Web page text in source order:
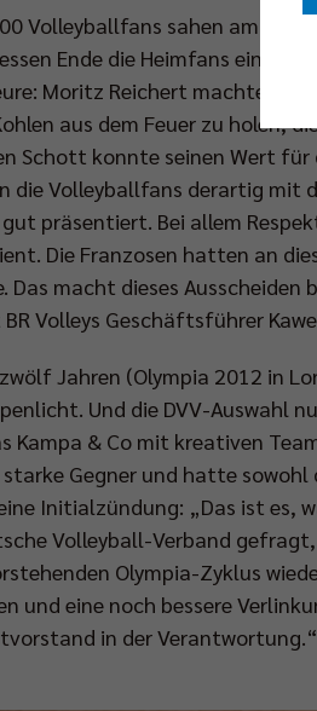
Volleyballfans sahen am
Ende die Heimfans einen
Moritz Reichert machte
aus dem Feuer zu holen,
Schott konnte seinen Wert
die Volleyballfans derartig mit
gut präsentiert. Bei allem
Die Franzosen hatten an
Das macht dieses
Volleys Geschäftsführer
Jahren (Olympia 2012 in
Und die DVV-Auswahl
Kampa & Co mit kreativen
starke Gegner und hatte
Initialzündung: „Das ist es,
Volleyball-Verband
Olympia-Zyklus
und eine noch bessere
in der Verantwortung.“